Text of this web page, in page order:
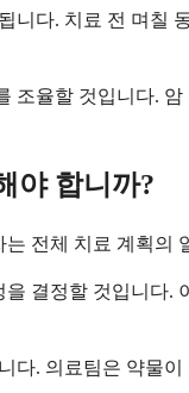
다. 치료 전 며칠
율할 것입니다.
야 합니까?
전체 치료 계획의
결정할 것입니다
. 의료팀은 약물